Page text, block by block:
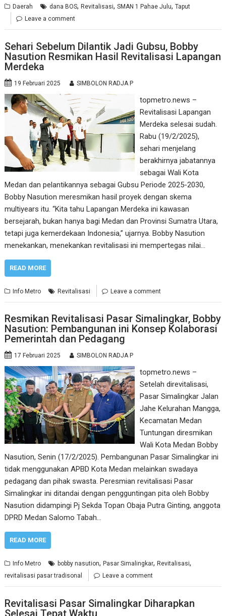
Daerah dana BOS,Revitalisasi,SMAN 1 Pahae Julu,Taput
Leave a comment
Sehari Sebelum Dilantik Jadi Gubsu, Bobby
Nasution Resmikan Hasil Revitalisasi Lapangan
Merdeka
19 Februari 2025 SIMBOLON RADJA P
topmetro.news –
Revitalisasi Lapangan
Merdeka selesai sudah.
Rabu (19/2/2025),
sehari menjelang
berakhirnya jabatannya
sebagai Wali Kota
Medan dan pelantikannya sebagai Gubsu Periode 2025-2030,
Bobby Nasution meresmikan hasil proyek dengan skema
multiyears itu. “Kita tahu Lapangan Merdeka ini kawasan
bersejarah, bukan hanya bagi Medan dan Provinsi Sumatra Utara,
tetapi juga kemerdekaan Indonesia,” ujarnya. Bobby Nasution
menekankan, menekankan revitalisasi ini mempertegas nilai…
READ MORE
Info Metro Revitalisasi Leave a comment
Resmikan Revitalisasi Pasar Simalingkar, Bobby
Nasution: Pembangunan ini Konsep Kolaborasi
Pemerintah dan Pedagang
17 Februari 2025 SIMBOLON RADJA P
topmetro.news –
Setelah direvitalisasi,
Pasar Simalingkar Jalan
Jahe Kelurahan Mangga,
Kecamatan Medan
Tuntungan diresmikan
Wali Kota Medan Bobby
Nasution, Senin (17/2/2025). Pembangunan Pasar Simalingkar ini
tidak menggunakan APBD Kota Medan melainkan swadaya
pedagang dan pihak swasta. Peresmian revitalisasi Pasar
Simalingkar ini ditandai dengan pengguntingan pita oleh Bobby
Nasution didampingi Pj Sekda Topan Obaja Putra Ginting, anggota
DPRD Medan Salomo Tabah…
READ MORE
Info Metro bobby nasution,Pasar Simalingkar,Revitalisasi,
revitalisasi pasar tradisonal Leave a comment
Revitalisasi Pasar Simalingkar Diharapkan
Selesai Tepat Waktu